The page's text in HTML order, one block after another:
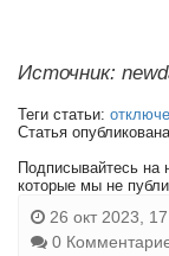
Источник:
Теги статьи:
Статья
Подписывайтесь на
которые мы не
26 окт 2023,
0